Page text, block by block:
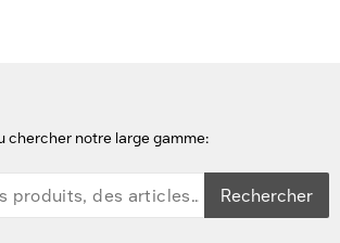
chercher notre large gamme:
Rechercher